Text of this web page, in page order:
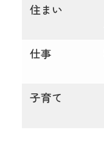
住まい
仕事
子育て